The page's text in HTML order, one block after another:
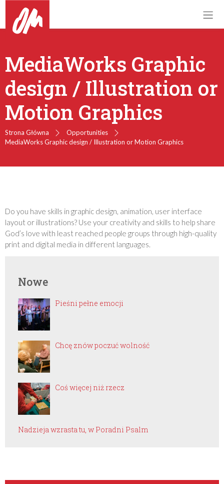
MediaWorks Graphic
design / Illustration or
Motion Graphics
Strona Główna
Opportunities
MediaWorks Graphic design / Illustration or Motion Graphics
Do you have skills in graphic design, animation, user interface
layout or illustrations? Use your creativity and skills to help share
God’s love with least reached people groups through high-quality
print and digital media in different languages.
Nowe
Pieśni pełne emocji
Chcę znów poczuć wolność
Coś więcej niż rzecz
Nadzieja wzrasta tu, w Poradni Psalm